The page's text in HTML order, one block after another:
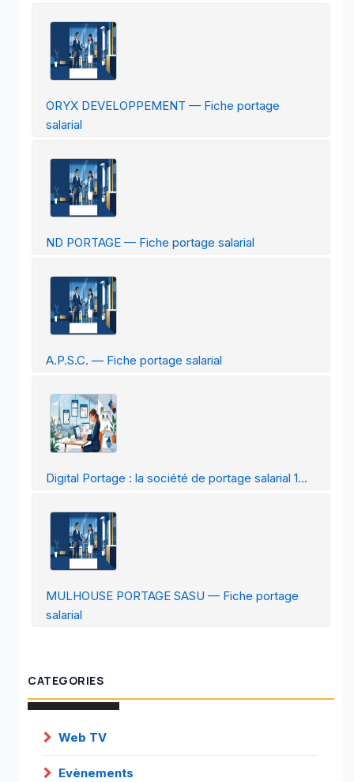
ORYX DEVELOPPEMENT — Fiche portage
salarial
ND PORTAGE — Fiche portage salarial
A.P.S.C. — Fiche portage salarial
Digital Portage : la société de portage salarial 1...
MULHOUSE PORTAGE SASU — Fiche portage
salarial
CATEGORIES
Web TV
Evènements